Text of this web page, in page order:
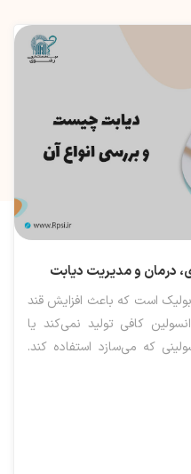
درمان و مدیریت دیابت
است که باعث افزایش قند
کافی تولید نمی‌کند یا
که می‌سازد استفاده کند.